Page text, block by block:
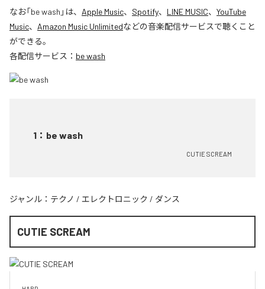
なお「be wash 」は、 Apple Music、 Spotify、 LINE MUSIC、 YouTube
Music、 Amazon Music Unlimitedなどの音楽配信サービスで聴くこと
ができる。
各配信サービス： be wash
1 ： be wash
CUTIE SCREAM
ジャンル： テクノ / エレクトロニック / ダンス
CUTIE SCREAM